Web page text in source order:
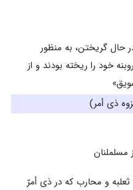
حال گريختن، به منظور
خود را ريخته بودند و از
ذى أمر)
مسلملنان
ثعلبه و محارب که در ذى أمرّ